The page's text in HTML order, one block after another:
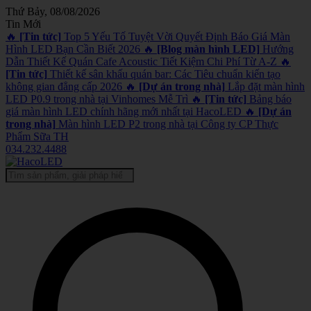
Thứ Bảy, 08/08/2026
Tin Mới
🔥 [Tin tức] Top 5 Yếu Tố Tuyệt Vời Quyết Định Báo Giá Màn
Hình LED Bạn Cần Biết 2026 🔥 [Blog màn hình LED] Hướng
Dẫn Thiết Kế Quán Cafe Acoustic Tiết Kiệm Chi Phí Từ A-Z 🔥
[Tin tức] Thiết kế sân khấu quán bar: Các Tiêu chuẩn kiến tạo
không gian đẳng cấp 2026 🔥 [Dự án trong nhà] Lắp đặt màn hình
LED P0.9 trong nhà tại Vinhomes Mễ Trì 🔥 [Tin tức] Bảng báo
giá màn hình LED chính hãng mới nhất tại HacoLED 🔥 [Dự án
trong nhà] Màn hình LED P2 trong nhà tại Công ty CP Thực
Phẩm Sữa TH
034.232.4488